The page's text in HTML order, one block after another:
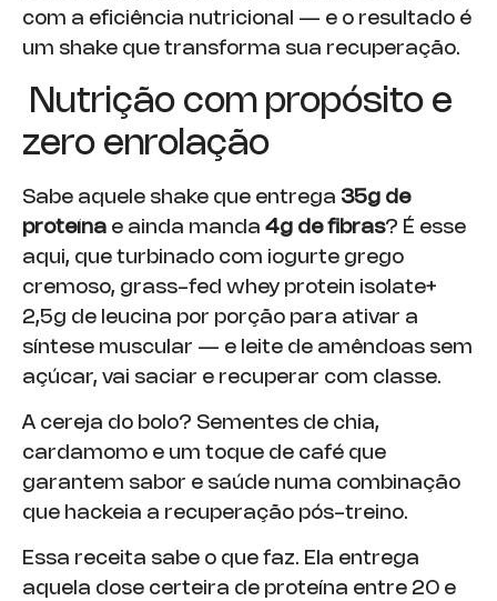
com a eficiência nutricional — e o resultado é
um shake que transforma sua recuperação.
Nutrição com propósito e
zero enrolação
Sabe aquele shake que entrega 35g de
proteína e ainda manda 4g de fibras? É esse
aqui, que turbinado com iogurte grego
cremoso, grass-fed whey protein isolate+
2,5g de leucina por porção para ativar a
síntese muscular — e leite de amêndoas sem
açúcar, vai saciar e recuperar com classe.
A cereja do bolo? Sementes de chia,
cardamomo e um toque de café que
garantem sabor e saúde numa combinação
que hackeia a recuperação pós-treino.
Essa receita sabe o que faz. Ela entrega
aquela dose certeira de proteína entre 20 e